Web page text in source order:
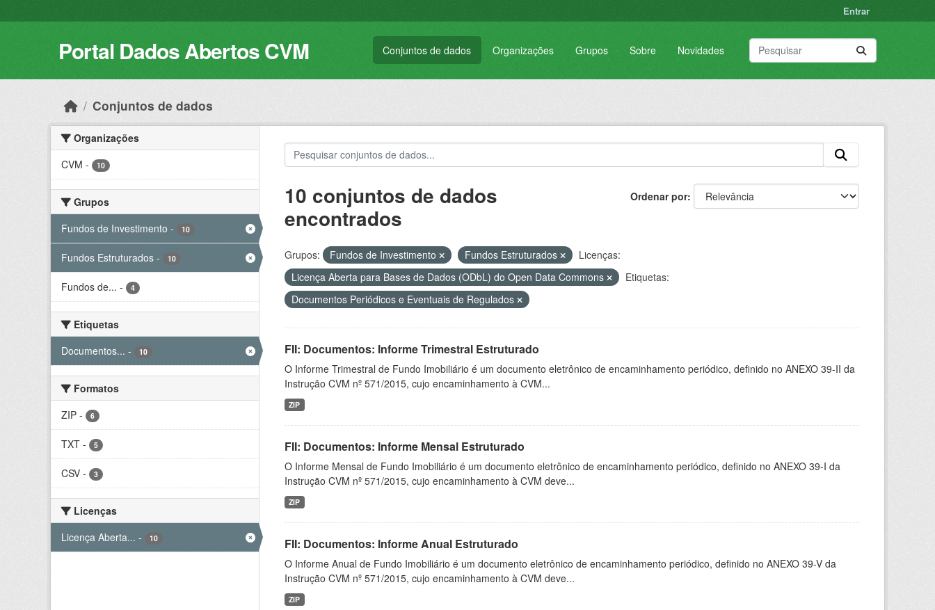
Entrar
Portal Dados Abertos CVM Conjuntos de dados Organizações Grupos Sobre Novidades
Conjuntos de dados
Organizações
CVM - 10
Grupos
Fundos de Investimento - 10
Fundos Estruturados - 10
Fundos de... - 4
Etiquetas
Documentos... - 10
Formatos
ZIP - 6
TXT - 5
CSV - 3
Licenças
Licença Aberta... - 10
Ordenar por
10 conjuntos de dados
encontrados
Grupos: Fundos de Investimento Fundos Estruturados
Licenças:
Licença Aberta para Bases de Dados (ODbL) do Open Data Commons
Etiquetas:
Documentos Periódicos e Eventuais de Regulados
FII: Documentos: Informe Trimestral Estruturado
O Informe Trimestral de Fundo Imobiliário é um documento eletrônico de encaminhamento periódico, definido no ANEXO 39-II da
Instrução CVM nº 571/2015, cujo encaminhamento à CVM...
ZIP
FII: Documentos: Informe Mensal Estruturado
O Informe Mensal de Fundo Imobiliário é um documento eletrônico de encaminhamento periódico, definido no ANEXO 39-I da
Instrução CVM nº 571/2015, cujo encaminhamento à CVM deve...
ZIP
FII: Documentos: Informe Anual Estruturado
O Informe Anual de Fundo Imobiliário é um documento eletrônico de encaminhamento periódico, definido no ANEXO 39-V da
Instrução CVM nº 571/2015, cujo encaminhamento à CVM deve...
ZIP